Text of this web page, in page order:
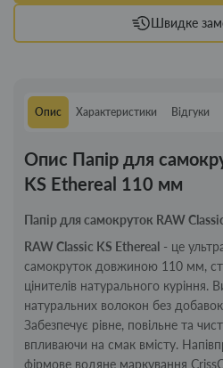
Швидке
Опис Характеристики Відгуки
Опис Папір для
KS Ethereal 110 мм
Папір для самокруток RAW
RAW Classic KS Ethereal - це
самокруток довжиною 110 мм,
цінителів натурального куріння.
натуральних волокон без добавок,
Забезпечує рівне, повільне та
впливаючи на смак вмісту.
фірмове водяне маркування